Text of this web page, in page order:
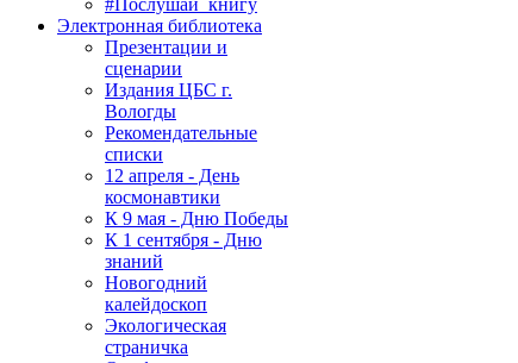
#Послушай_книгу
Электронная библиотека
Презентации и
сценарии
Издания ЦБС г.
Вологды
Рекомендательные
списки
12 апреля - День
космонавтики
К 9 мая - Дню Победы
К 1 сентября - Дню
знаний
Новогодний
калейдоскоп
Экологическая
страничка